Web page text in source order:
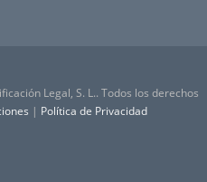
Legal, S. L.. Todos los derechos
| Política de Privacidad